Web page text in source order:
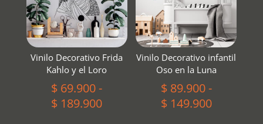
$ 149.900
$ 189.900
Vinilo Decorativo Frida
Kahlo y el Loro
$ 69.900-
$ 189.900Rango
Vinilo Decorativo infantil
Oso en la Luna
$89.900-
$149.900Rango